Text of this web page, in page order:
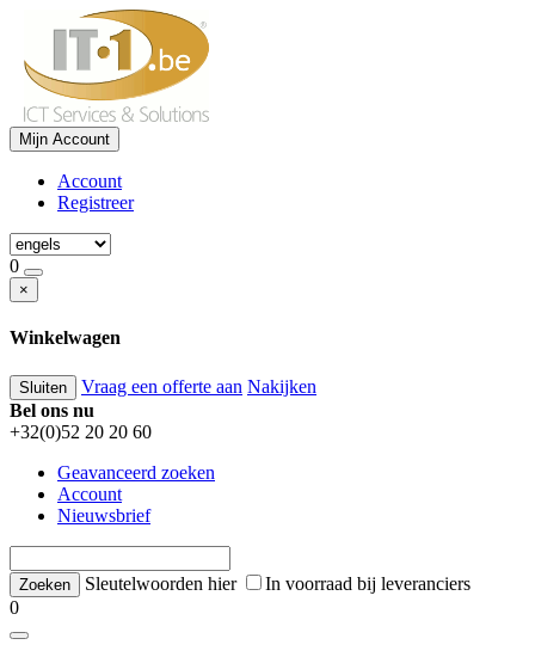
Mijn Account
Account
Registreer
0
×
Winkelwagen
Sluiten Vraag een offerte aan Nakijken
Bel ons nu
+32(0)52 20 20 60
Geavanceerd zoeken
Account
Nieuwsbrief
Sleutelwoorden hier
In voorraad bij leveranciers
0